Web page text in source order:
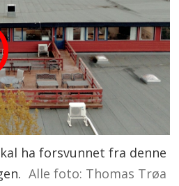
ha forsvunnet fra denne
Alle foto: Thomas Trøa